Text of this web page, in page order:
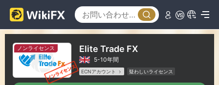
ノンライセンス Elite Trade FX
5-10年間
ECNアカウント
疑わしいライセンス
疑わしい事業範囲
ハイリスクレベル
0